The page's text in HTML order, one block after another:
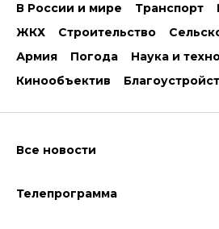
В России и мире
Транспорт
ЖКХ
Строительство
Армия
Погода
Наука и
Кинообъектив
Все новости
Телепрограмма